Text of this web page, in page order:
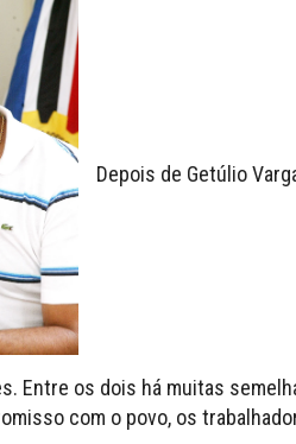
Depois de Getúlio
Entre os dois há muitas
com o povo, os